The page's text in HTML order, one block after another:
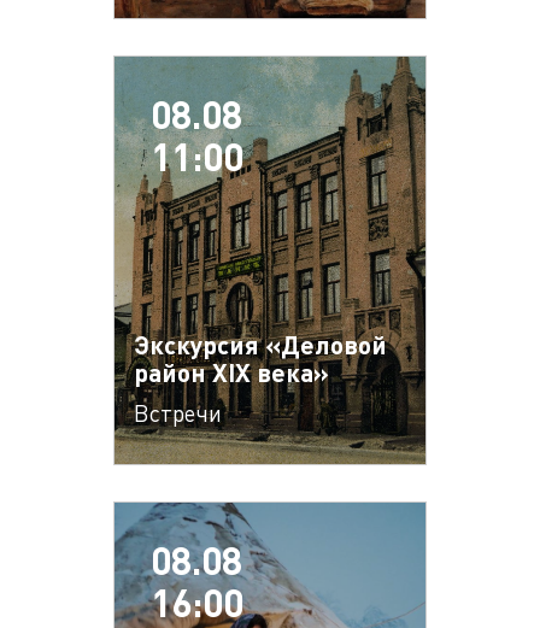
08.08
11:00
Экскурсия «Деловой
район XIX века»
Встречи
08.08
16:00